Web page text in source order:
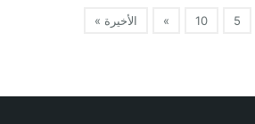
5
10
» الأخيرة »